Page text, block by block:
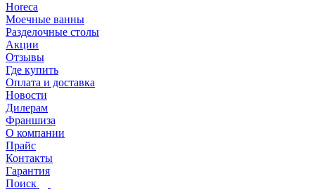
Horeca
Моечные ванны
Разделочные столы
Акции
Отзывы
Где купить
Оплата и доставка
Новости
Дилерам
Франшиза
О компании
Прайс
Контакты
Гарантия
Поиск